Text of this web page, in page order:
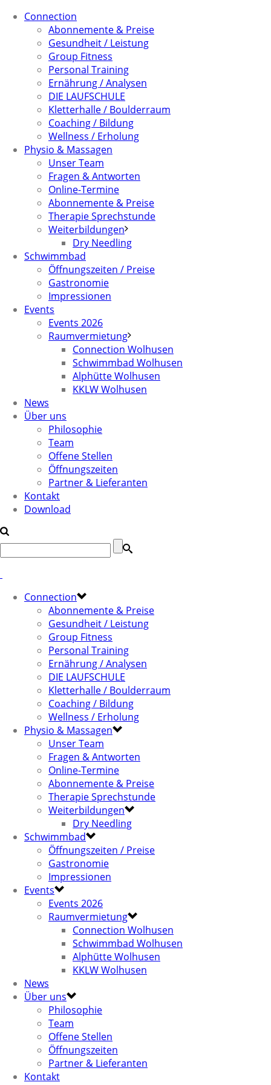
Connection
Abonnemente & Preise
Gesundheit / Leistung
Group Fitness
Personal Training
Ernährung / Analysen
DIE LAUFSCHULE
Kletterhalle / Boulderraum
Coaching / Bildung
Wellness / Erholung
Physio & Massagen
Unser Team
Fragen & Antworten
Online-Termine
Abonnemente & Preise
Therapie Sprechstunde
Weiterbildungen
Dry Needling
Schwimmbad
Öffnungszeiten / Preise
Gastronomie
Impressionen
Events
Events 2026
Raumvermietung
Connection Wolhusen
Schwimmbad Wolhusen
Alphütte Wolhusen
KKLW Wolhusen
News
Über uns
Philosophie
Team
Offene Stellen
Öffnungszeiten
Partner & Lieferanten
Kontakt
Download
Connection
Abonnemente & Preise
Gesundheit / Leistung
Group Fitness
Personal Training
Ernährung / Analysen
DIE LAUFSCHULE
Kletterhalle / Boulderraum
Coaching / Bildung
Wellness / Erholung
Physio & Massagen
Unser Team
Fragen & Antworten
Online-Termine
Abonnemente & Preise
Therapie Sprechstunde
Weiterbildungen
Dry Needling
Schwimmbad
Öffnungszeiten / Preise
Gastronomie
Impressionen
Events
Events 2026
Raumvermietung
Connection Wolhusen
Schwimmbad Wolhusen
Alphütte Wolhusen
KKLW Wolhusen
News
Über uns
Philosophie
Team
Offene Stellen
Öffnungszeiten
Partner & Lieferanten
Kontakt